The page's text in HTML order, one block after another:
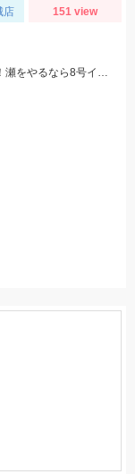
店 151 view
渇水傾向は続いていますがでっかいのが掛かります！瀬をやるなら8号イカリかヤナギがあった方が良いかもしれません！三河安城店岩﨑釣行